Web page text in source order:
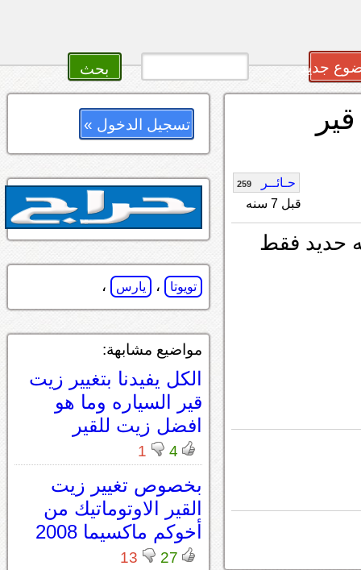
جديد
حـائــر 259
قبل 7 سنه
حديد فقط
تسجيل الدخول »
تويوتا ، يارس ،
مواضيع مشابهة:
الكل يفيدنا بتغيير زيت
قير السياره وما هو
افضل زيت للقير
4
1
بخصوص تغيير زيت
القير الاوتوماتيك من
أخوكم ماكسيما 2008
27
13